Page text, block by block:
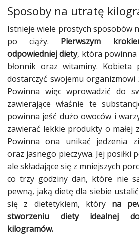
Sposoby na utratę
Istnieje wiele prostych sposobów
pociąży. Pierwszym
odpowiedniej diety, która powinna
błonnik oraz witaminy. Kobieta
dostarczyć swojemu organizmowi
Powinna więc wprowadzić do
zawierające właśnie te
powinna jeść dużoowoców i
zawierać lekkie produkty o małej
Powinna ona unikać jedzenia
oraz jasnego pieczywa. Jej posiłki
ale składające się z mniejszych
co trzy godziny dan, które nie
pewną, jakądietę dla siebie ustalić
się z dietetykiem, któryna
stworzeniu dietyidealnej do
kilogramów.